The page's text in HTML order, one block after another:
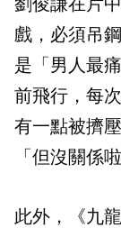
戲，必須吊
是「男人最
前飛行，每
有一點被擠
「但沒關係
此外，《九